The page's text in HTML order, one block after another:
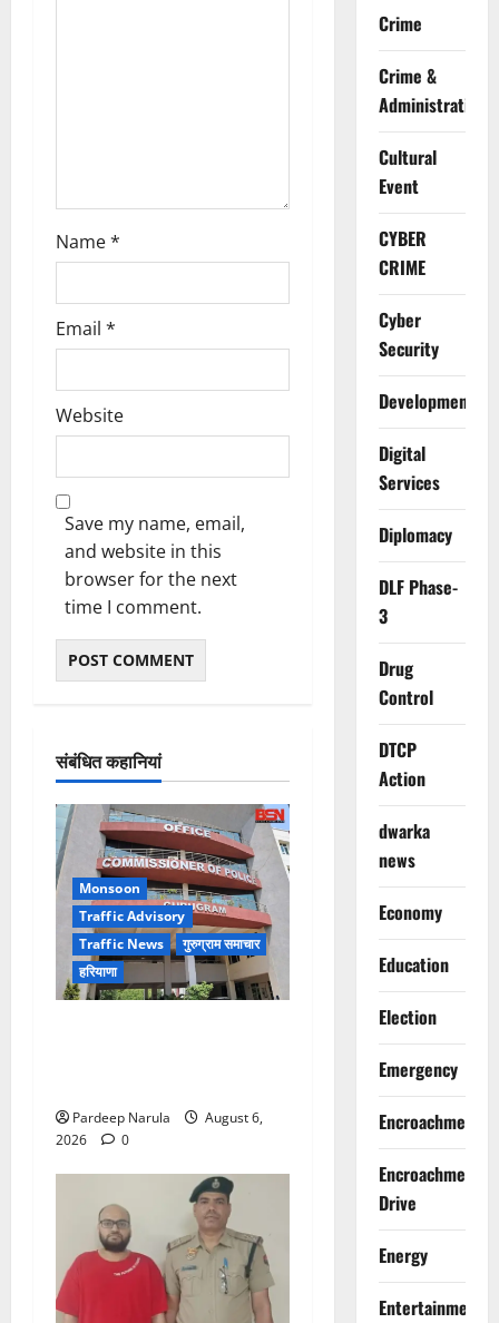
Name*
Email *
Website
Save my name, email,
and website in this
browser for the next
time I comment.
संबंधित कहानियां
Monsoon
Traffic Advisory
Traffic News
गुरुग्राम समाचार
हरियाणा
Pardeep Narula
August 6,
2026
0
Crime
Crime &
Administration
Cultural
Event
CYBER
CRIME
Cyber
Security
Development
Digital
Services
Diplomacy
DLF Phase-
3
Drug
Control
DTCP
Action
dwarka
news
Economy
Education
Election
Emergency
Encroachment
Encroachment
Drive
Energy
Entertainment